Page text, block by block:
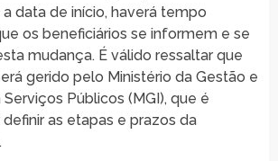
data de início, haverá tempo
os beneficiários se informem e se
mudança. É válido ressaltar que
gerido pelo Ministério da Gestão e
Públicos (MGI), que é
as etapas e prazos da